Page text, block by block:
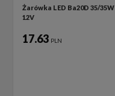
Żarówka LED Ba20D 35/35W
12V
17.63 PLN